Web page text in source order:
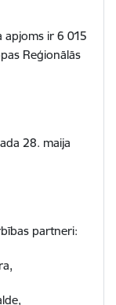
apjoms ir 6 015
Reģionālās
28. maija
partneri: